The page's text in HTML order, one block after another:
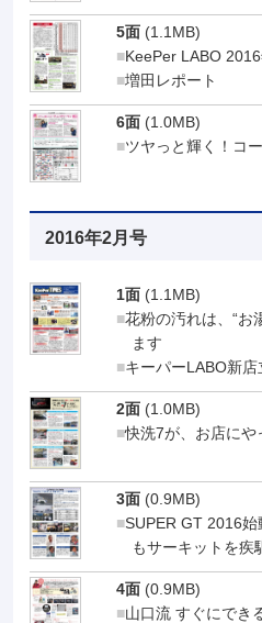
5面 (1.1MB)
KeePer LABO
増田レポート
6面 (1.0MB)
ツヤっと輝く！コ
2016年2月号
1面 (1.1MB)
花粉の汚れは、“お
ます
キーパーLABO新
2面 (1.0MB)
快洗7が、お店にや
3面 (0.9MB)
SUPER GT 2016始
もサーキットを疾
4面 (0.9MB)
山口流 すぐにでき